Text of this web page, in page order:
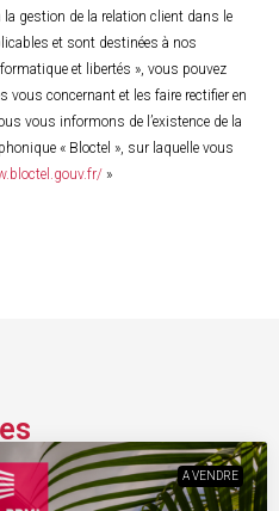
la gestion de la relation client dans le
et sont destinées à nos
et libertés », vous pouvez
vous concernant et les faire rectifier en
vous informons de l’existence de la
« Bloctel », sur laquelle vous
»
A VENDRE